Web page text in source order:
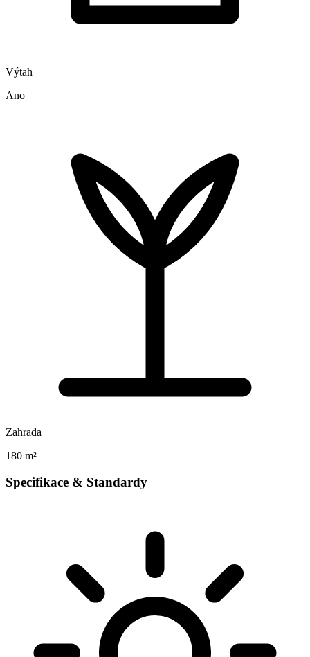
Výtah
Ano
Zahrada
180 m²
Specifikace & Standardy